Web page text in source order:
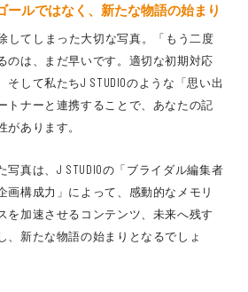
ールではなく、新たな物語の始まり
してしまった大切な写真。「もう二度
のは、まだ早いです。適切な初期対応
して私たちJ STUDIOのような「思い出
トナーと連携することで、あなたの記
あります。
写真は、J STUDIOの「ブライダル編集者
画構成力」によって、感動的なメモリ
を加速させるコンテンツ、未来へ残す
、新たな物語の始まりとなるでしょ